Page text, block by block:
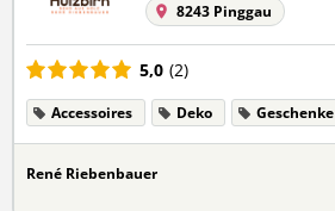
8243 Pinggau
5,0 (2)
Accessoires Deko Geschenke
René Riebenbauer